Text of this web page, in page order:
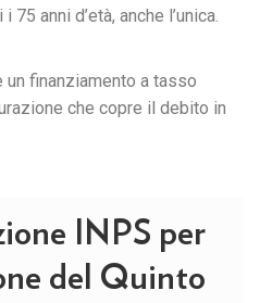
anni d’età, anche l’unica.
finanziamento a tasso
che copre il debito in
INPS per
del Quinto